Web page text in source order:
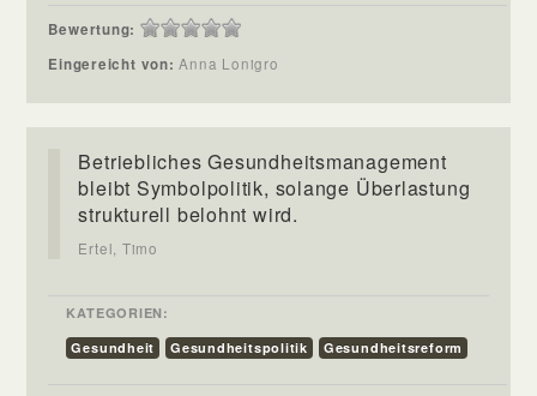
Bewertung:
Eingereicht von:Anna Lonigro
Betriebliches Gesundheitsmanagement
bleibt Symbolpolitik, solange Überlastung
strukturell belohnt wird.
Ertel, Timo
KATEGORIEN:
Gesundheit
Gesundheitspolitik Gesundheitsreform